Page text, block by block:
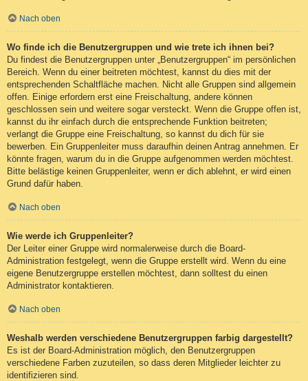
Nach oben
Wo finde ich die Benutzergruppen und wie trete ich ihnen bei?
Du findest die Benutzergruppen unter „Benutzergruppen“ im persönlichen
Bereich. Wenn du einer beitreten möchtest, kannst du dies mit der
entsprechenden Schaltfläche machen. Nicht alle Gruppen sind allgemein
offen. Einige erfordern erst eine Freischaltung, andere können
geschlossen sein und weitere sogar versteckt. Wenn die Gruppe offen ist,
kannst du ihr einfach durch die entsprechende Funktion beitreten;
verlangt die Gruppe eine Freischaltung, so kannst du dich für sie
bewerben. Ein Gruppenleiter muss daraufhin deinen Antrag annehmen. Er
könnte fragen, warum du in die Gruppe aufgenommen werden möchtest.
Bitte belästige keinen Gruppenleiter, wenn er dich ablehnt, er wird einen
Grund dafür haben.
Nach oben
Wie werde ich Gruppenleiter?
Der Leiter einer Gruppe wird normalerweise durch die Board-
Administration festgelegt, wenn die Gruppe erstellt wird. Wenn du eine
eigene Benutzergruppe erstellen möchtest, dann solltest du einen
Administrator kontaktieren.
Nach oben
Weshalb werden verschiedene Benutzergruppen farbig dargestellt?
Es ist der Board-Administration möglich, den Benutzergruppen
verschiedene Farben zuzuteilen, so dass deren Mitglieder leichter zu
identifizieren sind.